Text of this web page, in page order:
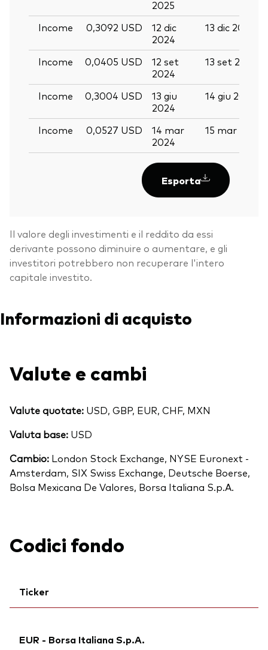
2025
Income 0,3092 USD
12 dic
2024
13 dic 2024
Income 0,0405 USD
12 set
2024
13 set 2024
Income 0,3004 USD
13 giu
2024
14 giu 2024
Income 0,0527 USD
14 mar
2024
15 mar 2024
Esporta
Il valore degli investimenti e il reddito da essi
derivante possono diminuire o aumentare, e gli
investitori potrebbero non recuperare l'intero
capitale investito.
Informazioni di acquisto
Valute e cambi
Valute quotate: USD, GBP, EUR, CHF, MXN
Valuta base: USD
Cambio: London Stock Exchange, NYSE Euronext -
Amsterdam, SIX Swiss Exchange, Deutsche Boerse,
Bolsa Mexicana De Valores, Borsa Italiana S.p.A.
Codici fondo
Ticker
Ticker di borsa:VJPN
EUR - Borsa Italiana S.p.A.